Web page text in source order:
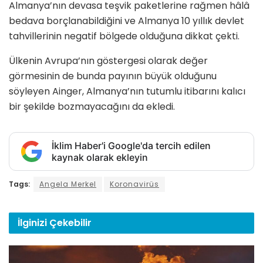
Almanya’nın devasa teşvik paketlerine rağmen hâlâ
bedava borçlanabildiğini ve Almanya 10 yıllık devlet
tahvillerinin negatif bölgede olduğuna dikkat çekti.
Ülkenin Avrupa’nın göstergesi olarak değer
görmesinin de bunda payının büyük olduğunu
söyleyen Ainger, Almanya’nın tutumlu itibarını kalıcı
bir şekilde bozmayacağını da ekledi.
İklim Haber'i Google'da tercih edilen
kaynak olarak ekleyin
Tags: Angela Merkel Koronavirüs
İlginizi Çekebilir